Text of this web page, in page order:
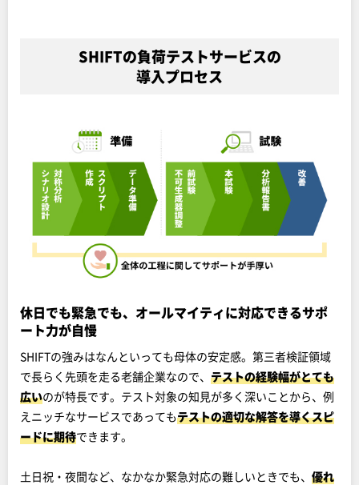
SHIFTの負荷テストサービスの
導入プロセス
休日でも緊急でも、オールマイティに対応できるサポ
ート力が自慢
SHIFTの強みはなんといっても母体の安定感。第三者検証領域
で長らく先頭を走る老舗企業なので、 テストの経験幅がとても
広いのが特長です。テスト対象の知見が多く深いことから、例
えニッチなサービスであってもテストの適切な解答を導くスピ
ードに期待できます。
土日祝・夜間など、なかなか緊急対応の難しいときでも、 優れ